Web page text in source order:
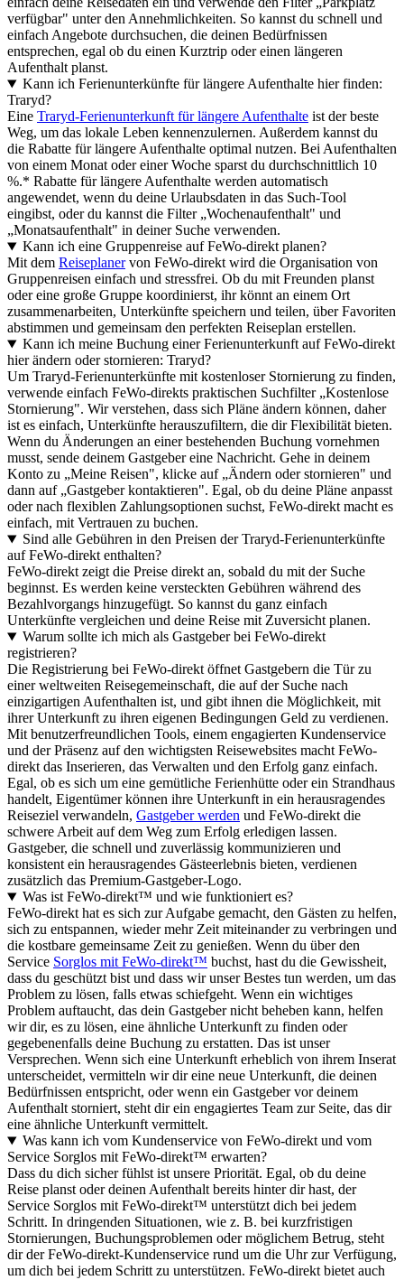
verfügbar" unter den Annehmlichkeiten. So kannst du schnell und
einfach Angebote durchsuchen, die deinen Bedürfnissen
entsprechen, egal ob du einen Kurztrip oder einen längeren
Aufenthalt planst.
Kann ich Ferienunterkünfte für längere Aufenthalte hier finden:
Traryd?
Eine Traryd-Ferienunterkunft für längere Aufenthalte ist der beste
Weg, um das lokale Leben kennenzulernen. Außerdem kannst du
die Rabatte für längere Aufenthalte optimal nutzen. Bei Aufenthalten
von einem Monat oder einer Woche sparst du durchschnittlich 10
%.* Rabatte für längere Aufenthalte werden automatisch
angewendet, wenn du deine Urlaubsdaten in das Such-Tool
eingibst, oder du kannst die Filter „Wochenaufenthalt" und
„Monatsaufenthalt" in deiner Suche verwenden.
Kann ich eine Gruppenreise auf FeWo-direkt planen?
Mit dem Reiseplanervon FeWo-direkt wird die Organisation von
Gruppenreisen einfach und stressfrei. Ob du mit Freunden planst
oder eine große Gruppe koordinierst, ihr könnt an einem Ort
zusammenarbeiten, Unterkünfte speichern und teilen, über Favoriten
abstimmen und gemeinsam den perfekten Reiseplan erstellen.
Kann ich meine Buchung einer Ferienunterkunft auf FeWo-direkt
hier ändern oder stornieren: Traryd?
Um Traryd-Ferienunterkünfte mit kostenloser Stornierung zu finden,
verwende einfach FeWo-direkts praktischen Suchfilter „Kostenlose
Stornierung". Wir verstehen, dass sich Pläne ändern können, daher
ist es einfach, Unterkünfte herauszufiltern, die dir Flexibilität bieten.
Wenn du Änderungen an einer bestehenden Buchung vornehmen
musst, sende deinem Gastgeber eine Nachricht. Gehe in deinem
Konto zu „Meine Reisen", klicke auf „Ändern oder stornieren" und
dann auf „Gastgeber kontaktieren". Egal, ob du deine Pläne anpasst
oder nach flexiblen Zahlungsoptionen suchst, FeWo-direkt macht es
einfach, mit Vertrauen zu buchen.
Sind alle Gebühren in den Preisen der Traryd-Ferienunterkünfte
auf FeWo-direkt enthalten?
FeWo-direkt zeigt die Preise direkt an, sobald du mit der Suche
beginnst. Es werden keine versteckten Gebühren während des
Bezahlvorgangs hinzugefügt. So kannst du ganz einfach
Unterkünfte vergleichen und deine Reise mit Zuversicht planen.
Warum sollte ich mich als Gastgeber bei FeWo-direkt
registrieren?
Die Registrierung bei FeWo-direkt öffnet Gastgebern die Tür zu
einer weltweiten Reisegemeinschaft, die auf der Suche nach
einzigartigen Aufenthalten ist, und gibt ihnen die Möglichkeit, mit
ihrer Unterkunft zu ihren eigenen Bedingungen Geld zu verdienen.
Mit benutzerfreundlichen Tools, einem engagierten Kundenservice
und der Präsenz auf den wichtigsten Reisewebsites macht FeWo-
direkt das Inserieren, das Verwalten und den Erfolg ganz einfach.
Egal, ob es sich um eine gemütliche Ferienhütte oder ein Strandhaus
handelt, Eigentümer können ihre Unterkunft in ein herausragendes
Reiseziel verwandeln, Gastgeber werden und FeWo-direkt die
schwere Arbeit auf dem Weg zum Erfolg erledigen lassen.
Gastgeber, die schnell und zuverlässig kommunizieren und
konsistent ein herausragendes Gästeerlebnis bieten, verdienen
zusätzlich das Premium-Gastgeber-Logo.
Was ist FeWo-direkt™ und wie funktioniert es?
FeWo-direkt hat es sich zur Aufgabe gemacht, den Gästen zu helfen,
sich zu entspannen, wieder mehr Zeit miteinander zu verbringen und
die kostbare gemeinsame Zeit zu genießen. Wenn du über den
Service Sorglos mit FeWo-direkt™ buchst, hast du die Gewissheit,
dass du geschützt bist und dass wir unser Bestes tun werden, um das
Problem zu lösen, falls etwas schiefgeht. Wenn ein wichtiges
Problem auftaucht, das dein Gastgeber nicht beheben kann, helfen
wir dir, es zu lösen, eine ähnliche Unterkunft zu finden oder
gegebenenfalls deine Buchung zu erstatten. Das ist unser
Versprechen. Wenn sich eine Unterkunft erheblich von ihrem Inserat
unterscheidet, vermitteln wir dir eine neue Unterkunft, die deinen
Bedürfnissen entspricht, oder wenn ein Gastgeber vor deinem
Aufenthalt storniert, steht dir ein engagiertes Team zur Seite, das dir
eine ähnliche Unterkunft vermittelt.
Was kann ich vom Kundenservice von FeWo-direkt und vom
Service Sorglos mit FeWo-direkt™ erwarten?
Dass du dich sicher fühlst ist unsere Priorität. Egal, ob du deine
Reise planst oder deinen Aufenthalt bereits hinter dir hast, der
Service Sorglos mit FeWo-direkt™ unterstützt dich bei jedem
Schritt. In dringenden Situationen, wie z. B. bei kurzfristigen
Stornierungen, Buchungsproblemen oder möglichem Betrug, steht
dir der FeWo-direkt-Kundenservice rund um die Uhr zur Verfügung,
um dich bei jedem Schritt zu unterstützen. FeWo-direkt bietet auch